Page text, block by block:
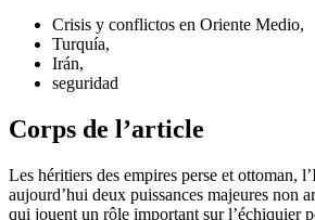
Crisis y conflictos en Oriente Medio,
Turquía,
Irán,
seguridad
Corps de l’article
Les héritiers des empires perse et ottoman,
aujourd’hui deux puissances majeures non
qui jouent un rôle important sur l’échiquier